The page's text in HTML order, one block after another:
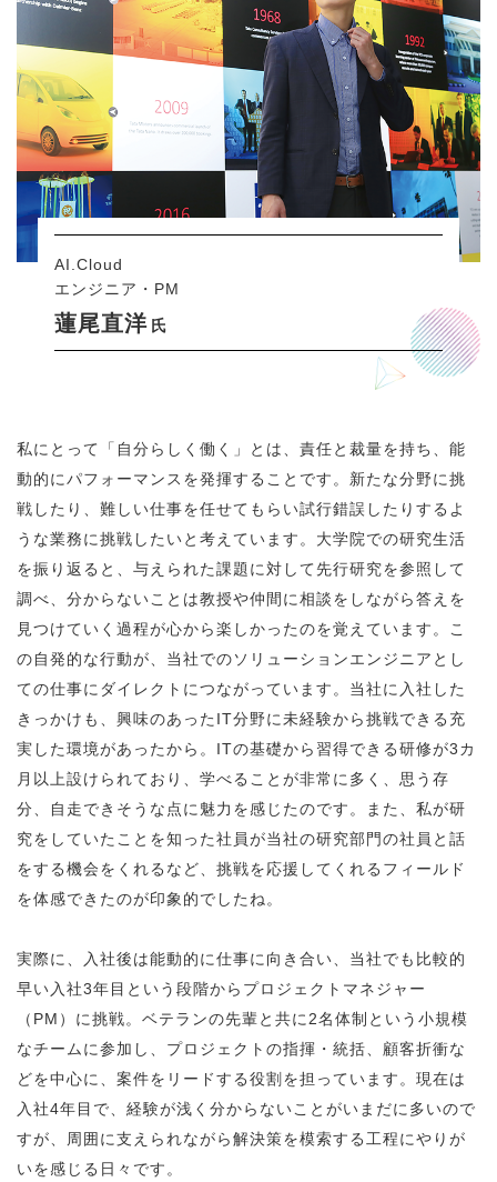
AI.Cloud
エンジニア・PM
蓮尾直洋 氏
私にとって「自分らしく働く」とは、責任と裁量を持ち、能
動的にパフォーマンスを発揮することです。新たな分野に挑
戦したり、難しい仕事を任せてもらい試行錯誤したりするよ
うな業務に挑戦したいと考えています。大学院での研究生活
を振り返ると、与えられた課題に対して先行研究を参照して
調べ、分からないことは教授や仲間に相談をしながら答えを
見つけていく過程が心から楽しかったのを覚えています。こ
の自発的な行動が、当社でのソリューションエンジニアとし
ての仕事にダイレクトにつながっています。当社に入社した
きっかけも、興味のあったIT分野に未経験から挑戦できる充
実した環境があったから。ITの基礎から習得できる研修が3カ
月以上設けられており、学べることが非常に多く、思う存
分、自走できそうな点に魅力を感じたのです。また、私が研
究をしていたことを知った社員が当社の研究部門の社員と話
をする機会をくれるなど、挑戦を応援してくれるフィールド
を体感できたのが印象的でしたね。
実際に、入社後は能動的に仕事に向き合い、当社でも比較的
早い入社3年目という段階からプロジェクトマネジャー
（PM）に挑戦。ベテランの先輩と共に2名体制という小規模
なチームに参加し、プロジェクトの指揮・統括、顧客折衝な
どを中心に、案件をリードする役割を担っています。現在は
入社4年目で、経験が浅く分からないことがいまだに多いので
すが、周囲に支えられながら解決策を模索する工程にやりが
いを感じる日々です。